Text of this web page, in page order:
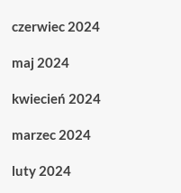
czerwiec 2024
maj 2024
kwiecień 2024
marzec 2024
luty 2024